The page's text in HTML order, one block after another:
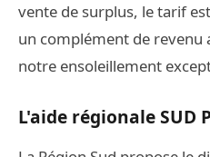
vente de surplus, le tarif
un complément de revenu
notre ensoleillement
L'aide régionale SUD